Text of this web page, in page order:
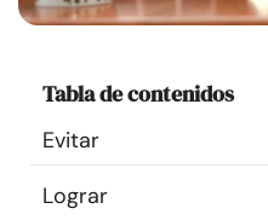
Encuentra un terapeuta
Tabla de contenidos
Evitar
Lograr